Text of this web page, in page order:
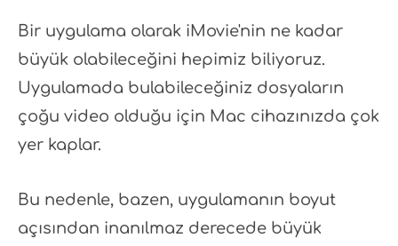
Bir uygulama olarak iMovie'nin ne kadar
büyük olabileceğini hepimiz biliyoruz.
Uygulamada bulabileceğiniz dosyaların
çoğu video olduğu için Mac cihazınızda çok
yer kaplar.
Bu nedenle, bazen, uygulamanın boyut
açısından inanılmaz derecede büyük